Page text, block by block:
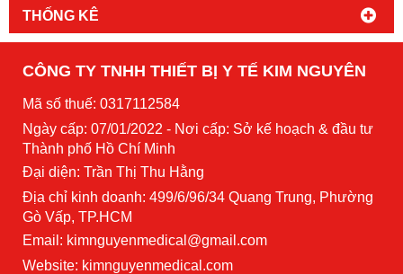
THỐNG KÊ
CÔNG TY TNHH THIẾT BỊ Y TẾ KIM NGUYÊN
Mã số thuế: 0317112584
Ngày cấp: 07/01/2022 - Nơi cấp: Sở kế hoạch & đầu tư
Thành phố Hồ Chí Minh
Đại diện: Trần Thị Thu Hằng
Địa chỉ kinh doanh: 499/6/96/34 Quang Trung, Phường
Gò Vấp, TP.HCM
Email: kimnguyenmedical@gmail.com
Website: kimnguyenmedical.com